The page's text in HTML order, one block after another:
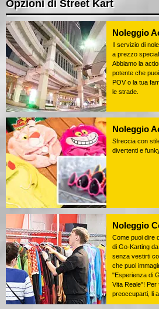
Opzioni di Street Kart
Noleggio
Il servizio di
a prezzo
Abbiamo la
potente che
POV o la tua
le strade.
Noleggio
Sfreccia con
divertenti e
Noleggio
Come puoi dire
di Go-Karting
senza vestirti
che puoi
"Esperienza di
Vita Reale"! Per
preoccuparti, li